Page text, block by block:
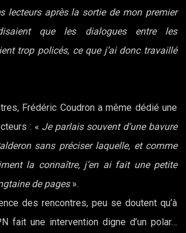
lecteurs après la sortie de mon premier
que les dialogues entre les
trop policés, ce que j’ai donc travaillé
Frédéric Coudron a même dédié une
: « Je parlais souvent d’une bavure
sans préciser laquelle, et comme
la connaître, j’en ai fait une petite
de pages».
des rencontres, peu se doutent qu’à
fait une intervention digne d’un polar…